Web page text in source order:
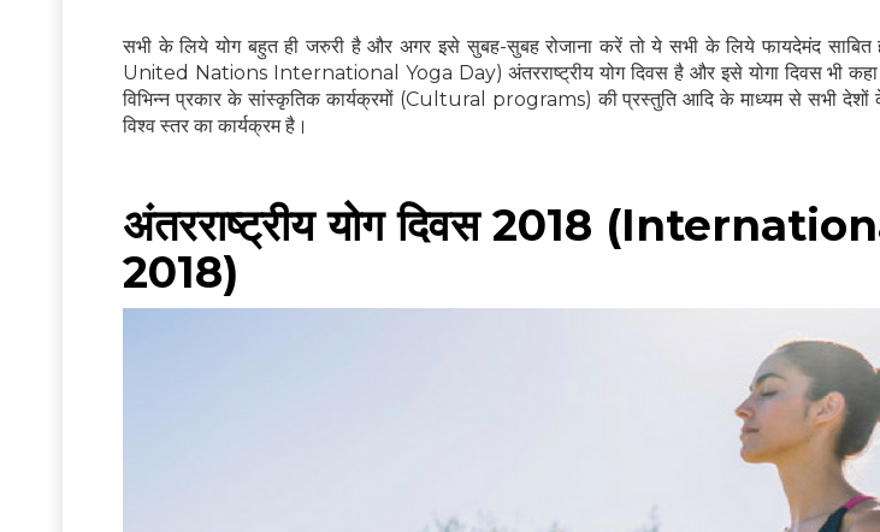
सभी के लिये योग बहुत ही जरुरी है और अगर इसे सुबह-सुबह रोजाना करें तो ये सभी के लिये फायदेमंद साबित
United Nations International Yoga Day) अंतरराष्ट्रीय योग दिवस है और इसे योगा दिवस भी कहा
विभिन्न प्रकार के सांस्कृतिक कार्यक्रमों (Cultural programs) की प्रस्तुति आदि के माध्यम से सभी देशों के
विश्व स्तर का कार्यक्रम है।
अंतरराष्ट्रीय योग दिवस 2018
2018)